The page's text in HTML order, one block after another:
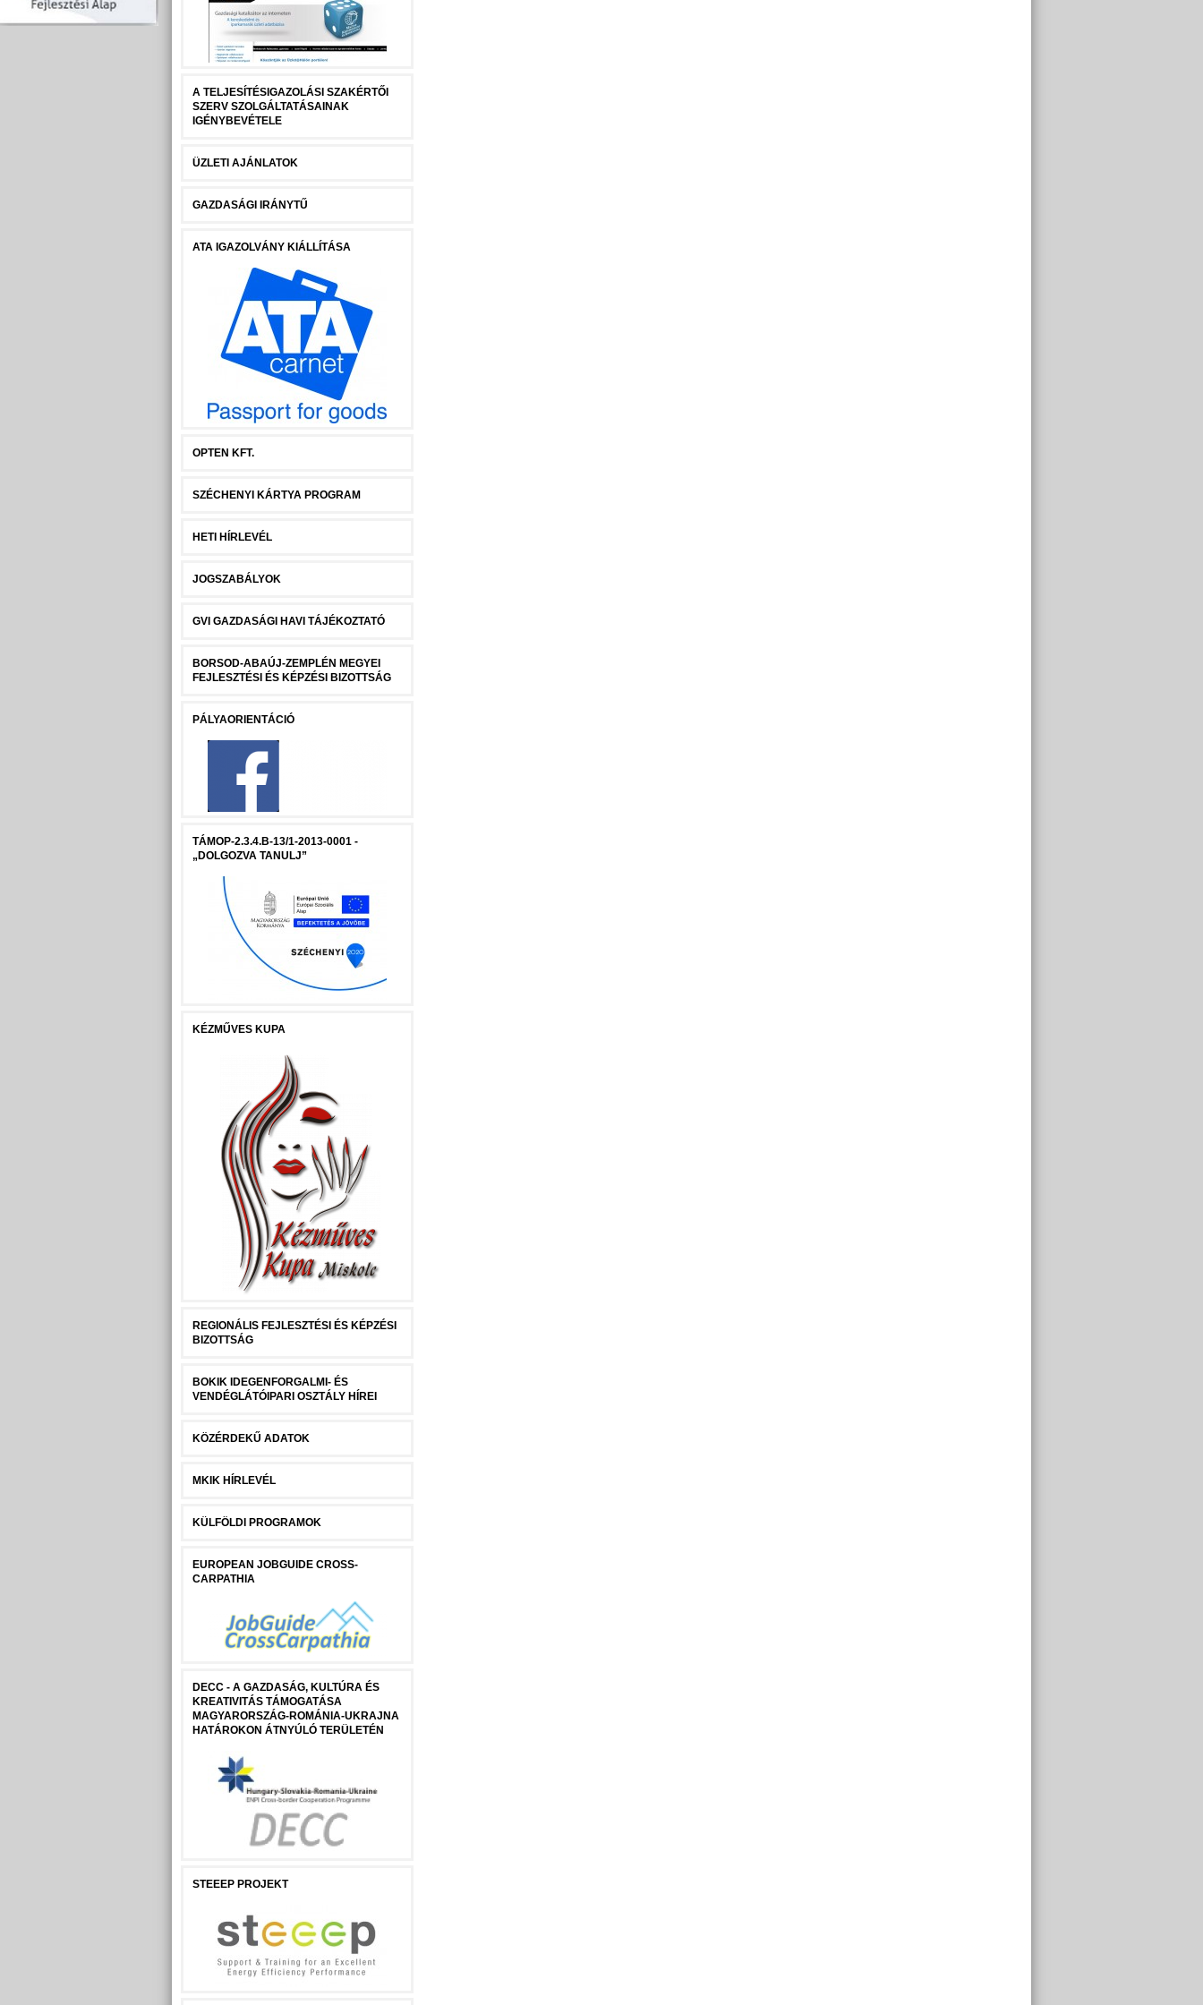
A TELJESÍTÉSIGAZOLÁSI SZAKÉRTŐI
SZERV SZOLGÁLTATÁSAINAK
IGÉNYBEVÉTELE
ÜZLETI AJÁNLATOK
GAZDASÁGI IRÁNYTŰ
ATA IGAZOLVÁNY KIÁLLÍTÁSA
OPTEN KFT.
SZÉCHENYI KÁRTYA PROGRAM
HETI HÍRLEVÉL
JOGSZABÁLYOK
GVI GAZDASÁGI HAVI TÁJÉKOZTATÓ
BORSOD-ABAÚJ-ZEMPLÉN MEGYEI
FEJLESZTÉSI ÉS KÉPZÉSI BIZOTTSÁG
PÁLYAORIENTÁCIÓ
TÁMOP-2.3.4.B-13/1-2013-0001 -
„DOLGOZVA TANULJ”
KÉZMŰVES KUPA
REGIONÁLIS FEJLESZTÉSI ÉS KÉPZÉSI
BIZOTTSÁG
BOKIK IDEGENFORGALMI- ÉS
VENDÉGLÁTÓIPARI OSZTÁLY HÍREI
KÖZÉRDEKŰ ADATOK
MKIK HÍRLEVÉL
KÜLFÖLDI PROGRAMOK
EUROPEAN JOBGUIDE CROSS-
CARPATHIA
DECC - A GAZDASÁG, KULTÚRA ÉS
KREATIVITÁS TÁMOGATÁSA
MAGYARORSZÁG-ROMÁNIA-UKRAJNA
HATÁROKON ÁTNYÚLÓ TERÜLETÉN
STEEEP PROJEKT